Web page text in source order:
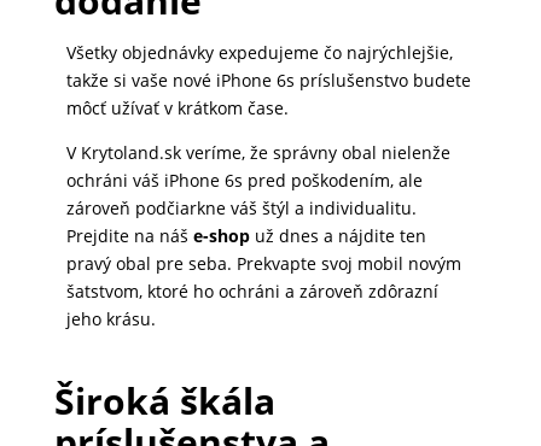
ZÁHRADA
Všetky objednávky expedujeme čo najrýchlejšie,
takže si vaše nové iPhone 6s príslušenstvo budete
môcť užívať v krátkom čase.
V Krytoland.sk veríme, že správny obal nielenže
ochráni váš iPhone 6s pred poškodením, ale
zároveň podčiarkne váš štýl a individualitu.
Prejdite na náš e-shopuž dnes a nájdite ten
pravý obal pre seba. Prekvapte svoj mobil novým
šatstvom, ktoré ho ochráni a zároveň zdôrazní
jeho krásu.
Široká škála